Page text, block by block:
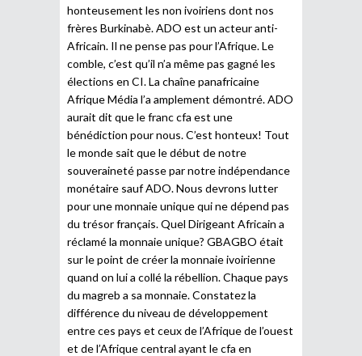
honteusement les non ivoiriens dont nos
frères Burkinabè. ADO est un acteur anti-
Africain. Il ne pense pas pour l’Afrique. Le
comble, c’est qu’il n’a même pas gagné les
élections en CI. La chaîne panafricaine
Afrique Média l’a amplement démontré. ADO
aurait dit que le franc cfa est une
bénédiction pour nous. C’est honteux! Tout
le monde sait que le début de notre
souveraineté passe par notre indépendance
monétaire sauf ADO. Nous devrons lutter
pour une monnaie unique qui ne dépend pas
du trésor français. Quel Dirigeant Africain a
réclamé la monnaie unique? GBAGBO était
sur le point de créer la monnaie ivoirienne
quand on lui a collé la rébellion. Chaque pays
du magreb a sa monnaie. Constatez la
différence du niveau de développement
entre ces pays et ceux de l’Afrique de l’ouest
et de l’Afrique central ayant le cfa en